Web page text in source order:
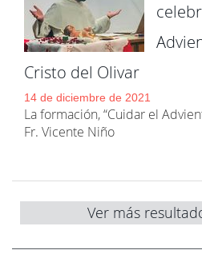
Cristo del Olivar
14 de diciembre de 2021
La formación, “Cuidar el
Fr. Vicente Niño
Ver más